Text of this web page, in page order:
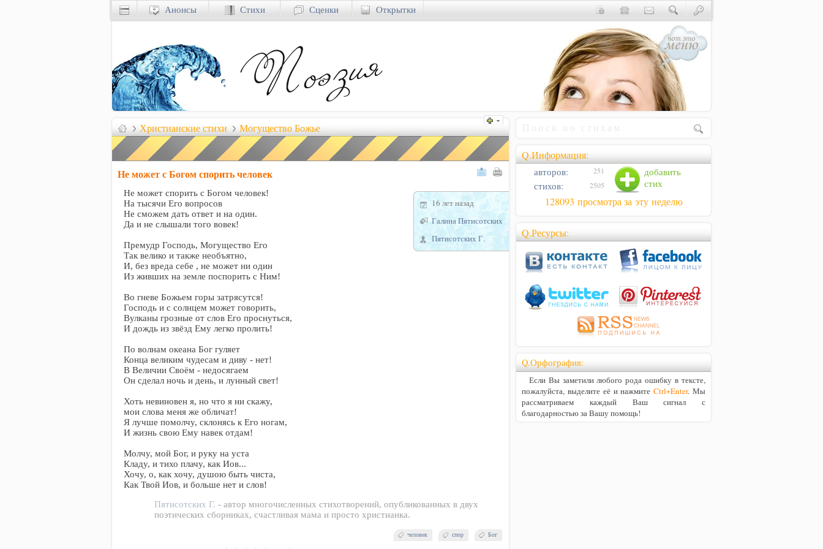
Христианские стихи Могущество Божье
Не может с Богом спорить человек
16 лет назад
Галина Пятисотских
Пятисотских Г.
Не может спорить с Богом человек!
На тысячи Его вопросов
Не сможем дать ответ и на один.
Да и не слышали того вовек!
Премудр Господь, Могущество Его
Так велико и также необъятно,
И, без вреда себе , не может ни один
Из живших на земле поспорить с Ним!
Во гневе Божьем горы затрясутся!
Господь и с солнцем может говорить,
Вулканы грозные от слов Его проснуться,
И дождь из звёзд Ему легко пролить!
По волнам океана Бог гуляет
Конца великим чудесам и диву - нет!
В Величии Своём - недосягаем
Он сделал ночь и день, и лунный свет!
Хоть невиновен я, но что я ни скажу,
мои слова меня же обличат!
Я лучше помолчу, склонясь к Его ногам,
И жизнь свою Ему навек отдам!
Молчу, мой Бог, и руку на уста
Кладу, и тихо плачу, как Иов...
Хочу, о, как хочу, душою быть чиста,
Как Твой Иов, и больше нет и слов!
Пятисотских Г. - автор многочисленных стихотворений, опубликованных в двух
поэтических сборниках, счастливая мама и просто христианка.
Бог
спор
человек
Q.Информация:
добавить
стих
авторов: 251
стихов: 2505
128093 просмотра за эту неделю
Q.Ресурсы:
Q.Орфография:
Если Вы заметили любого рода ошибку в тексте,
пожалуйста, выделите её и нажмитеCtrl+Enter. Мы
рассматриваем каждый Ваш сигнал с
благодарностью за Вашу помощь!
Анонсы Стихи Сценки Открытки